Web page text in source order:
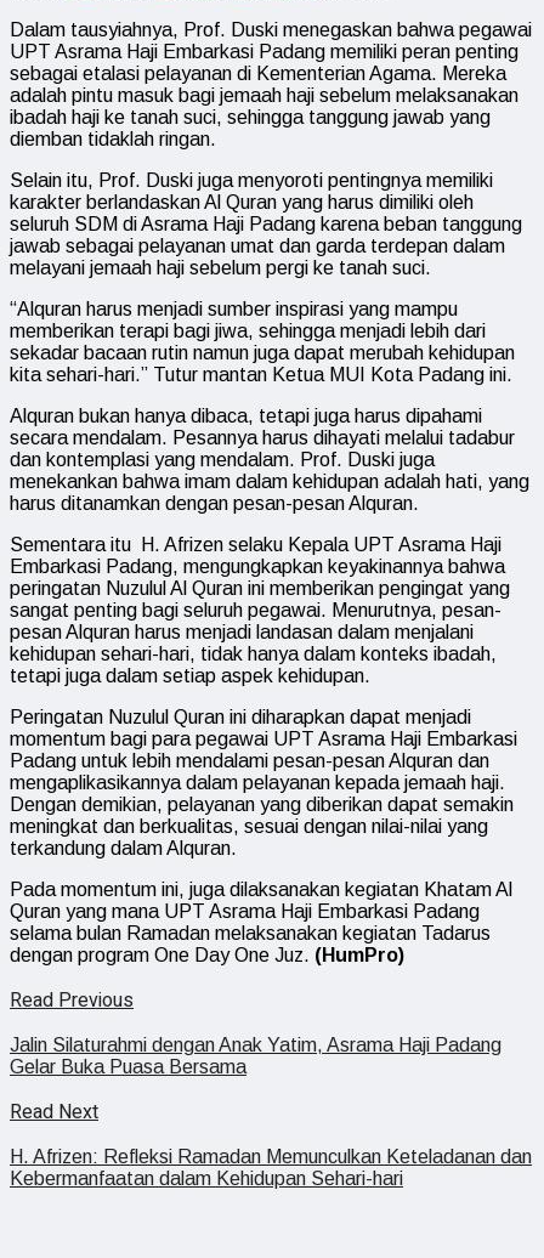
Dalam tausyiahnya, Prof. Duski menegaskan bahwa pegawai
UPT Asrama Haji Embarkasi Padang memiliki peran penting
sebagai etalasi pelayanan di Kementerian Agama. Mereka
adalah pintu masuk bagi jemaah haji sebelum melaksanakan
ibadah haji ke tanah suci, sehingga tanggung jawab yang
diemban tidaklah ringan.
Selain itu, Prof. Duski juga menyoroti pentingnya memiliki
karakter berlandaskan Al Quran yang harus dimiliki oleh
seluruh SDM di Asrama Haji Padang karena beban tanggung
jawab sebagai pelayanan umat dan garda terdepan dalam
melayani jemaah haji sebelum pergi ke tanah suci.
“Alquran harus menjadi sumber inspirasi yang mampu
memberikan terapi bagi jiwa, sehingga menjadi lebih dari
sekadar bacaan rutin namun juga dapat merubah kehidupan
kita sehari-hari.” Tutur mantan Ketua MUI Kota Padang ini.
Alquran bukan hanya dibaca, tetapi juga harus dipahami
secara mendalam. Pesannya harus dihayati melalui tadabur
dan kontemplasi yang mendalam. Prof. Duski juga
menekankan bahwa imam dalam kehidupan adalah hati, yang
harus ditanamkan dengan pesan-pesan Alquran.
Sementara itu H. Afrizen selaku Kepala UPT Asrama Haji
Embarkasi Padang, mengungkapkan keyakinannya bahwa
peringatan Nuzulul Al Quran ini memberikan pengingat yang
sangat penting bagi seluruh pegawai. Menurutnya, pesan-
pesan Alquran harus menjadi landasan dalam menjalani
kehidupan sehari-hari, tidak hanya dalam konteks ibadah,
tetapi juga dalam setiap aspek kehidupan.
Peringatan Nuzulul Quran ini diharapkan dapat menjadi
momentum bagi para pegawai UPT Asrama Haji Embarkasi
Padang untuk lebih mendalami pesan-pesan Alquran dan
mengaplikasikannya dalam pelayanan kepada jemaah haji.
Dengan demikian, pelayanan yang diberikan dapat semakin
meningkat dan berkualitas, sesuai dengan nilai-nilai yang
terkandung dalam Alquran.
Pada momentum ini, juga dilaksanakan kegiatan Khatam Al
Quran yang mana UPT Asrama Haji Embarkasi Padang
selama bulan Ramadan melaksanakan kegiatan Tadarus
dengan program One Day One Juz. (HumPro)
Read Previous
Jalin Silaturahmi dengan Anak Yatim, Asrama Haji Padang
Gelar Buka Puasa Bersama
Read Next
H. Afrizen: Refleksi Ramadan Memunculkan Keteladanan dan
Kebermanfaatan dalam Kehidupan Sehari-hari